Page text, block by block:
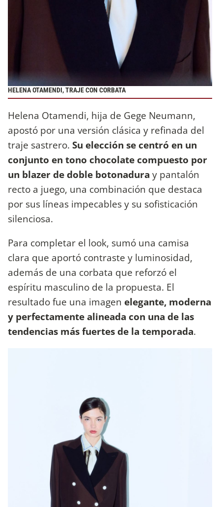
HELENA OTAMENDI, TRAJE CON CORBATA
Helena Otamendi, hija de Gege Neumann,
apostó por una versión clásica y refinada del
traje sastrero. Su elección se centró en un
conjunto en tono chocolate compuesto por
un blazer de doble botonadura y pantalón
recto a juego, una combinación que destaca
por sus líneas impecables y su sofisticación
silenciosa.
Para completar el look, sumó una camisa
clara que aportó contraste y luminosidad,
además de una corbata que reforzó el
espíritu masculino de la propuesta. El
resultado fue una imagen elegante, moderna
y perfectamente alineada con una de las
tendencias más fuertes de la temporada.